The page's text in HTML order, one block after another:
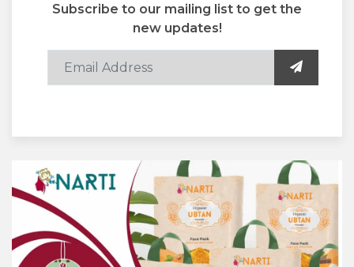
Subscribe to our mailing list to get the
new updates!